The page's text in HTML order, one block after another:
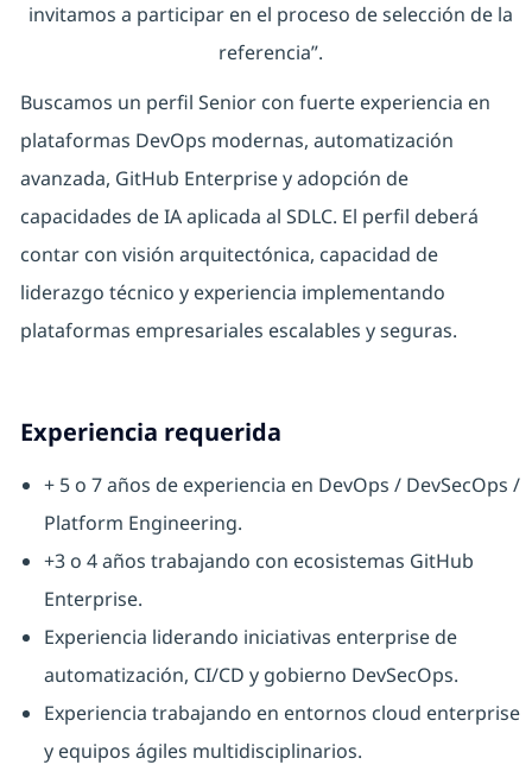
invitamos a participar en el proceso de selección de la
referencia”.
Buscamos un perfil Senior con fuerte experiencia en
plataformas DevOps modernas, automatización
avanzada, GitHub Enterprise y adopción de
capacidades de IA aplicada al SDLC. El perfil deberá
contar con visión arquitectónica, capacidad de
liderazgo técnico y experiencia implementando
plataformas empresariales escalables y seguras.
Experiencia requerida
+ 5 o 7 años de experiencia en DevOps / DevSecOps /
Platform Engineering.
+3 o 4 años trabajando con ecosistemas GitHub
Enterprise.
Experiencia liderando iniciativas enterprise de
automatización, CI/CD y gobierno DevSecOps.
Experiencia trabajando en entornos cloud enterprise
y equipos ágiles multidisciplinarios.